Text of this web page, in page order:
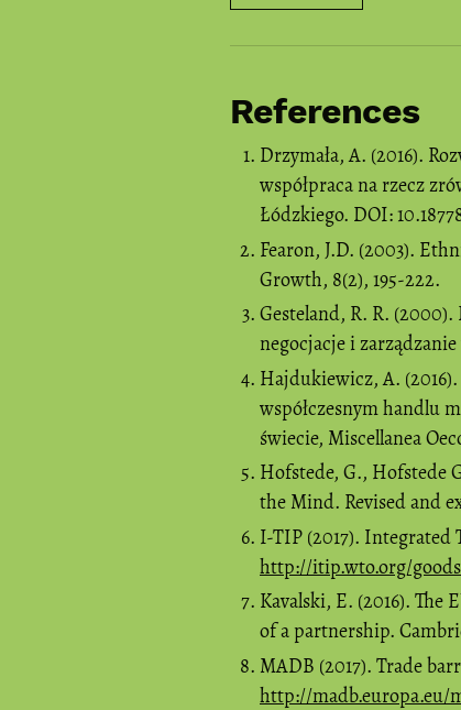
References
Drzymała, A. (2016).
współpraca na rzecz
Łódzkiego. DOI:
Fearon, J.D. (2003).
Growth, 8(2), 195-222.
Gesteland, R. R.
negocjacje i
Hajdukiewicz, A.
współczesnym handlu
świecie, Miscellanea
Hofstede, G., Hofstede
the Mind. Revised and
I-TIP (2017). Integrated
http://itip.wto.org/
Kavalski, E. (2016).
of a partnership.
MADB (2017). Trade
http://madb.europa.eu/